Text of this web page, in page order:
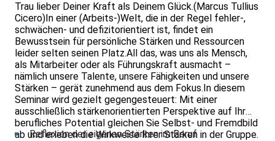
Trau lieber Deiner Kraft als Deinem Glück.(Marcus Tullius
Cicero)In einer (Arbeits-)Welt, die in der Regel fehler-,
schwächen- und defizitorientiert ist, findet ein
Bewusstsein für persönliche Stärken und Ressourcen
leider selten seinen Platz.All das, was uns als Mensch,
als Mitarbeiter oder als Führungskraft ausmacht –
nämlich unsere Talente, unsere Fähigkeiten und unsere
Stärken – gerät zunehmend aus dem Fokus.In diesem
Seminar wird gezielt gegengesteuert: Mit einer
ausschließlich stärkenorientierten Perspektive auf Ihr
berufliches Potential gleichen Sie Selbst- und Fremdbild
ab und erleben die Wirkweise Ihrer Stärken in der Gruppe.
Reflexion der eigenen Stärken im Beruf